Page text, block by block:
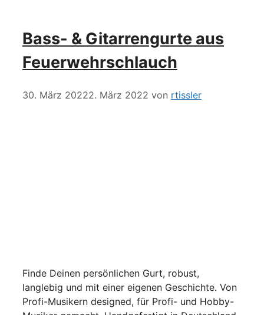
Bass- & Gitarrengurte aus
Feuerwehrschlauch
30. März 20222. März 2022 von rtissler
Finde Deinen persönlichen Gurt, robust,
langlebig und mit einer eigenen Geschichte. Von
Profi-Musikern designed, für Profi- und Hobby-